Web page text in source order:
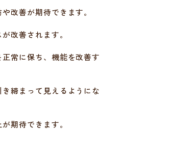
改善が期待できます。
改善されます。
常に保ち、機能を改善す
締まって見えるようにな
期待できます。